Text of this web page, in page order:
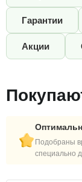
Гарантии
Акции
Подобраны
специально